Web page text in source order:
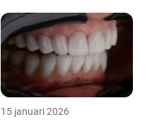
15 januari 2026